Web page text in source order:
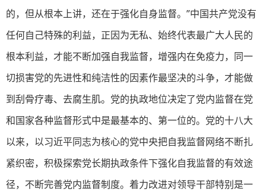
的，但从根本上讲，还在于强化自身监督。”中国共产党没有
任何自己特殊的利益，正因为无私、始终代表最广大人民的
根本利益，才能不断加强自我监督，增强内在免疫力，同一
切损害党的先进性和纯洁性的因素作最坚决的斗争，才能做
到刮骨疗毒、去腐生肌。党的执政地位决定了党内监督在党
和国家各种监督形式中是最基本的、第一位的。党的十八大
以来，以习近平同志为核心的党中央把自我监督网络不断扎
紧织密，积极探索党长期执政条件下强化自我监督的有效途
径，不断完善党内监督制度。着力改进对领导干部特别是一